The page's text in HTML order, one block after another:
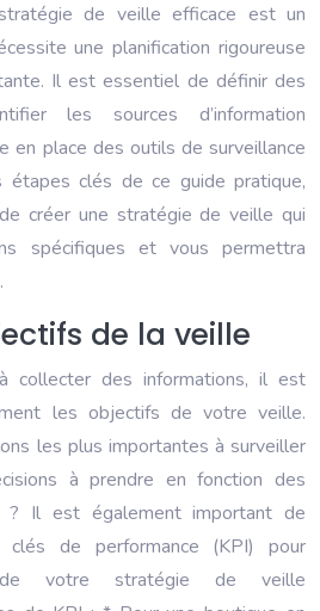
de veille efficace est un
une planification rigoureuse
Il est essentiel de définir des
les sources d’information
en place des outils de surveillance
étapes clés de ce guide pratique,
créer une stratégie de veille qui
spécifiques et vous permettra
de la veille
collecter des informations, il est
les objectifs de votre veille.
les plus importantes à surveiller
à prendre en fonction des
? Il est également important de
clés de performance (KPI) pour
de votre stratégie de veille